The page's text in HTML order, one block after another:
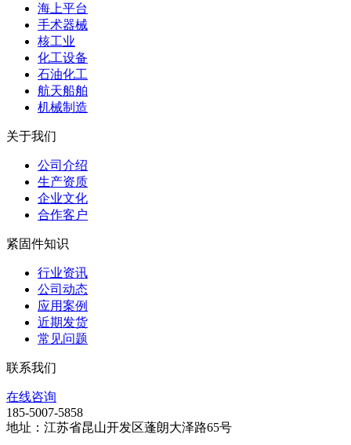
海上平台
手术器械
核工业
化工设备
石油化工
航天船舶
机械制造
关于我们
公司介绍
生产资质
企业文化
合作客户
紧固件知识
行业资讯
公司动态
应用案例
近期发货
常见问题
联系我们
在线咨询
185-5007-5858
地址：江苏省昆山开发区蓬朗大泽路65号